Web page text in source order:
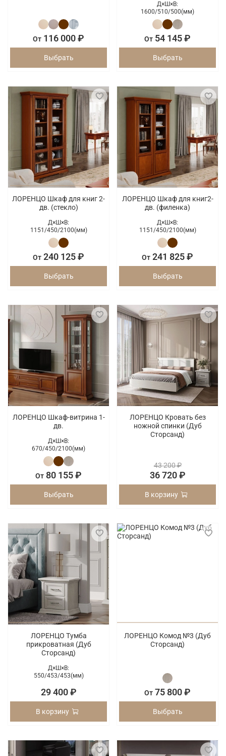
От 116 000 ₽
Выбрать
Д×Ш×В:
1600/510/500(мм)
От 54 145 ₽
Выбрать
ЛОРЕНЦО Шкаф для книг 2-
дв. (стекло)
Д×Ш×В:
1151/450/2100(мм)
От 240 125 ₽
Выбрать
ЛОРЕНЦО Шкаф для книг2-
дв. (филенка)
Д×Ш×В:
1151/450/2100(мм)
От 241 825 ₽
Выбрать
ЛОРЕНЦО Шкаф-витрина 1-
дв.
Д×Ш×В:
670/450/2100(мм)
От 80 155 ₽
Выбрать
ЛОРЕНЦО Кровать без
ножной спинки (Дуб
Сторсанд)
43 200 ₽
36 720 ₽
В корзину
ЛОРЕНЦО Тумба
прикроватная (Дуб
Сторсанд)
Д×Ш×В:
550/453/453(мм)
29 400 ₽
В корзину
ЛОРЕНЦО Комод №3 (Дуб
Сторсанд)
От 75 800 ₽
Выбрать